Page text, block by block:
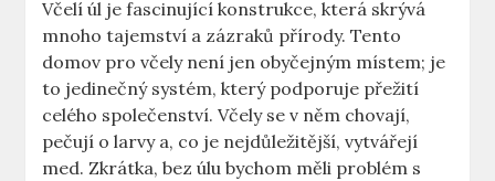
Včelí úl je fascinující konstrukce, která skrývá
mnoho tajemství a zázraků přírody. Tento
domov pro včely není jen obyčejným místem; je
to jedinečný systém, který podporuje přežití
celého společenství. Včely se v něm chovají,
pečují o larvy a, co je nejdůležitější, vytvářejí
med. Zkrátka, bez úlu bychom měli problém s